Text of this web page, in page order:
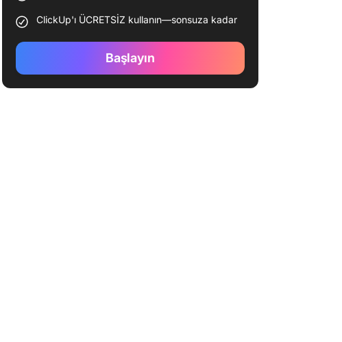
ClickUp'ı ÜCRETSİZ kullanın—sonsuza kadar
Başlayın